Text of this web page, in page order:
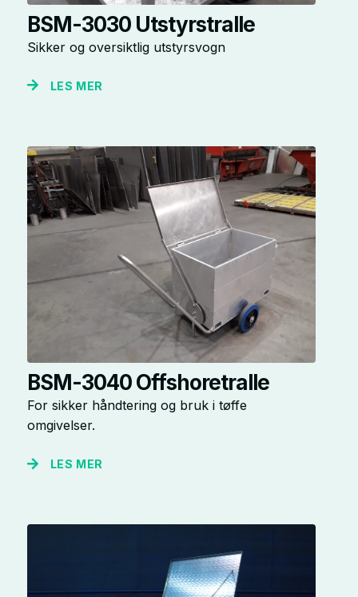
BSM-3030 Utstyrstralle
Sikker og oversiktlig utstyrsvogn
LES MER
BSM-3040 Offshoretralle
For sikker håndtering og bruk i tøffe
omgivelser.
LES MER